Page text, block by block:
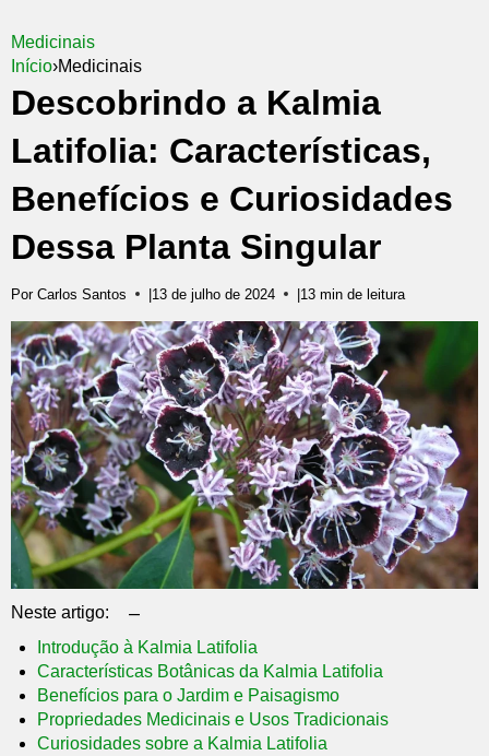
Medicinais
Início›Medicinais
Descobrindo a Kalmia
Latifolia: Características,
Benefícios e Curiosidades
Dessa Planta Singular
Por Carlos Santos |13 de julho de 2024 |13 min de leitura
Neste artigo: –
Introdução à Kalmia Latifolia
Características Botânicas da Kalmia Latifolia
Benefícios para o Jardim e Paisagismo
Propriedades Medicinais e Usos Tradicionais
Curiosidades sobre a Kalmia Latifolia